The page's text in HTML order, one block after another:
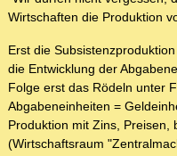
Wirtschaften die Produktion
Erst die
die Entwicklung der
Folge erst das Rödeln unter
Abgabeneinheiten =
Produktion mit Zins, Preisen,
(Wirtschaftsraum